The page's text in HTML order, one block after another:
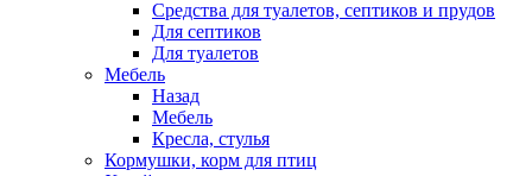
Средства для туалетов, септиков и прудов
Для септиков
Для туалетов
Мебель
Назад
Мебель
Кресла, стулья
Кормушки, корм для птиц